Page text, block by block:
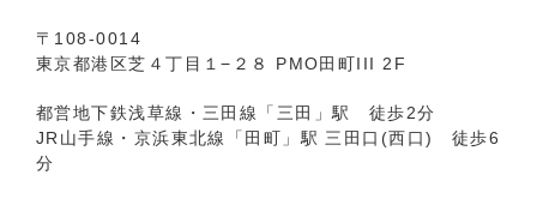
〒108-0014
東京都港区芝４丁目１−２８ PMO田町III 2F
都営地下鉄浅草線・三田線「三田」駅 徒歩2分
JR山手線・京浜東北線「田町」駅 三田口(西口) 徒歩6
分